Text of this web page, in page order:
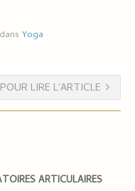
dansYoga
POUR LIRE L'ARTICLE
ARTICULAIRES